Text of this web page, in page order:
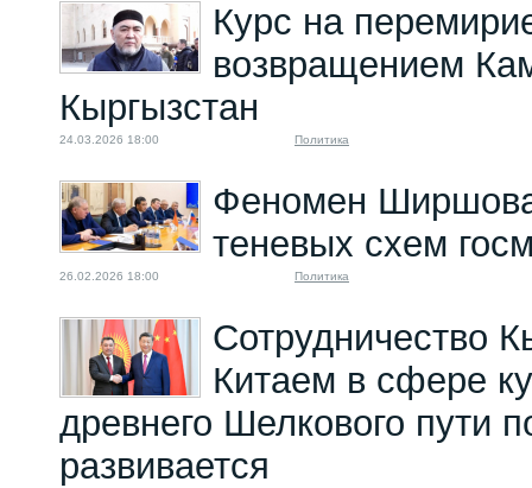
Курс на
возвращением
Кыргызстан
24.03.2026 18:00 Политика
Феномен
теневых схем
26.02.2026 18:00 Политика
Сотрудничество
Китаем в сфере
древнего Шелкового пути
развивается